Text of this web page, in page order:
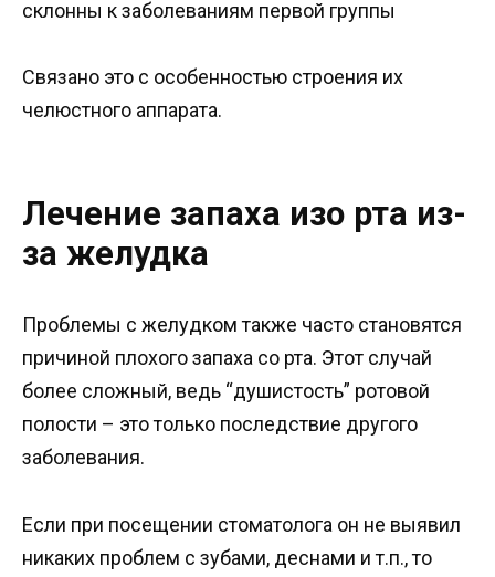
склонны к заболеваниям первой группы
Связано это с особенностью строения их
челюстного аппарата.
Лечение запаха изо рта из-
за желудка
Проблемы с желудком также часто становятся
причиной плохого запаха со рта. Этот случай
более сложный, ведь “душистость” ротовой
полости – это только последствие другого
заболевания.
Если при посещении стоматолога он не выявил
никаких проблем с зубами, деснами и т.п., то